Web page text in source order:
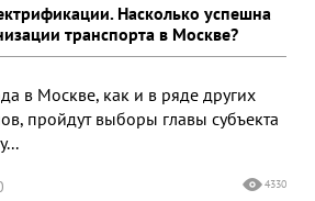
Насколько успешна
транспорта в Москве?
в Москве, как и в ряде других
пройдут выборы главы субъекта
4330